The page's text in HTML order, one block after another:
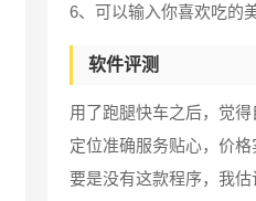
6、可以输入你喜欢吃的
软件评测
用了跑腿快车之后，觉
定位准确服务贴心，价
要是没有这款程序，我估